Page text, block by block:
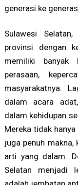
generasi ke
Sulawesi
provinsi dengan
memiliki banyak
perasaan,
masyarakatnya.
dalam acara
dalam kehidupan
Mereka tidak
juga penuh
arti yang dalam.
Selatan menjadi